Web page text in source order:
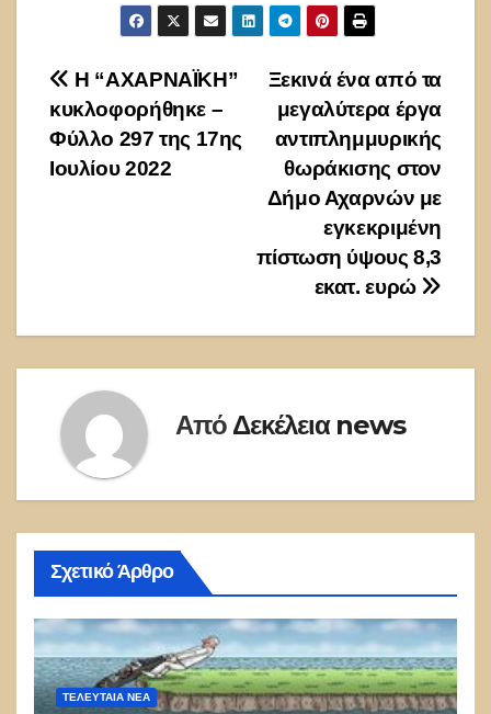
Πλοήγηση
άρθρων
Ξεκινά ένα από τα
μεγαλύτερα έργα
αντιπλημμυρικής
θωράκισης στον
Δήμο Αχαρνών με
εγκεκριμένη
πίστωση ύψους 8,3
εκατ. ευρώ
Η “ΑΧΑΡΝΑΪΚΗ”
κυκλοφορήθηκε –
Φύλλο 297 της 17ης
Ιουλίου 2022
Από Δεκέλεια news
Σχετικό Άρθρο
ΤΕΛΕΥΤΑΙΑ ΝΕΑ